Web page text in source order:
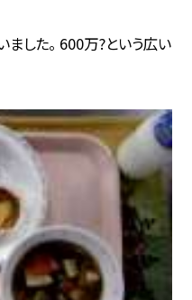
した。 600万?という広い